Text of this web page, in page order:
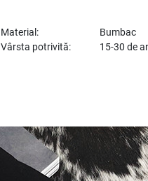
Material:
Bumbac
Vârsta potrivită:
15-30 de